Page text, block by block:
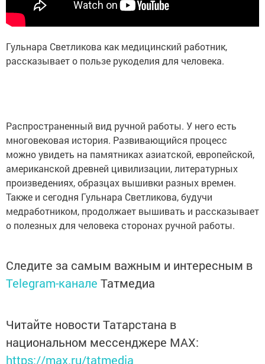
Гульнара Светликова как медицинский работник,
рассказывает о пользе рукоделия для человека.
Распространенный вид ручной работы. У него есть
многовековая история. Развивающийся процесс
можно увидеть на памятниках азиатской, европейской,
американской древней цивилизации, литературных
произведениях, образцах вышивки разных времен.
Также и сегодня Гульнара Светликова, будучи
медработником, продолжает вышивать и рассказывает
о полезных для человека сторонах ручной работы.
Следите за самым важным и интересным в
Telegram-канале Татмедиа
Читайте новости Татарстана в
национальном мессенджере MАХ:
https://max.ru/tatmedia